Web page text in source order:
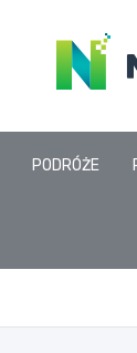
PODRÓŻE